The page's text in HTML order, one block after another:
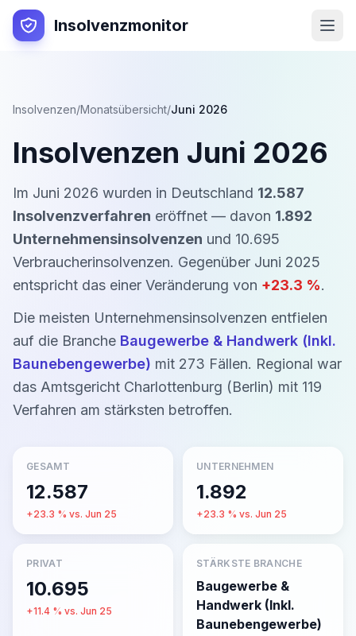
Insolvenzmonitor
Insolvenzen/Monatsübersicht/Juni 2026
Insolvenzen Juni 2026
Im Juni 2026 wurden in Deutschland 12.587
Insolvenzverfahren eröffnet — davon 1.892
Unternehmensinsolvenzen und 10.695
Verbraucherinsolvenzen. Gegenüber Juni 2025
entspricht das einer Veränderung von +23.3 %.
Die meisten Unternehmensinsolvenzen entfielen
auf die Branche Baugewerbe & Handwerk (Inkl.
Baunebengewerbe) mit 273 Fällen. Regional war
das Amtsgericht Charlottenburg (Berlin) mit 119
Verfahren am stärksten betroffen.
GESAMT
12.587
+23.3 % vs. Jun 25
UNTERNEHMEN
1.892
+23.3 % vs. Jun 25
PRIVAT
10.695
+11.4 % vs. Jun 25
STÄRKSTE BRANCHE
Baugewerbe &
Handwerk (Inkl.
Baunebengewerbe)